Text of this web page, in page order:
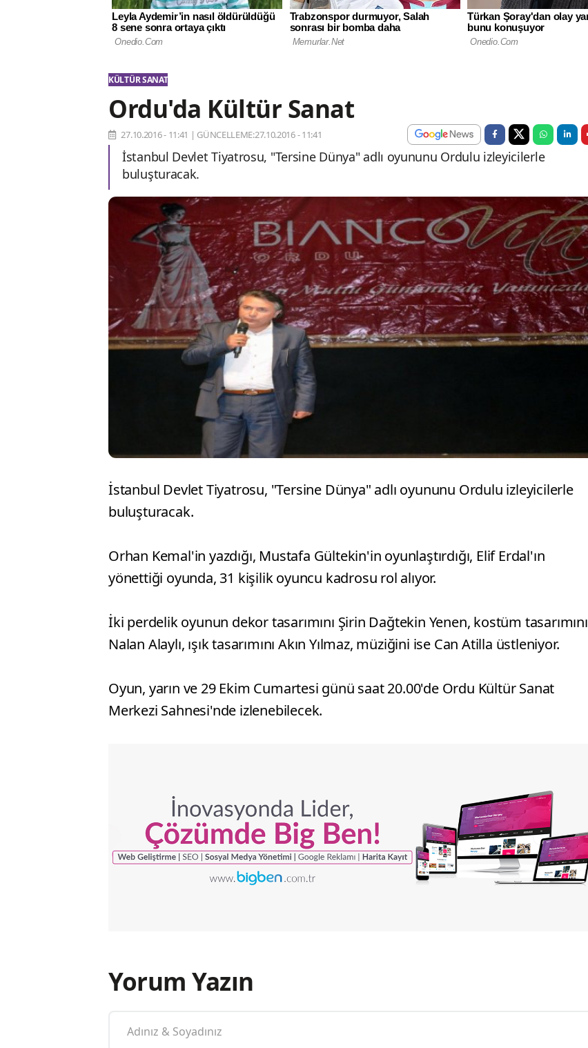
KÜLTÜR SANAT
Ordu'da Kültür Sanat
27.10.2016 - 11:41 | GÜNCELLEME:27.10.2016 - 11:41
İstanbul Devlet Tiyatrosu, "Tersine Dünya" adlı oyununu Ordulu izleyicilerle
buluşturacak.
İstanbul Devlet Tiyatrosu, "Tersine Dünya" adlı oyununu Ordulu izleyicilerle
buluşturacak.
Orhan Kemal'in yazdığı, Mustafa Gültekin'in oyunlaştırdığı, Elif Erdal'ın
yönettiği oyunda, 31 kişilik oyuncu kadrosu rol alıyor.
İki perdelik oyunun dekor tasarımını Şirin Dağtekin Yenen, kostüm tasarımını
Nalan Alaylı, ışık tasarımını Akın Yılmaz, müziğini ise Can Atilla üstleniyor.
Oyun, yarın ve 29 Ekim Cumartesi günü saat 20.00'de Ordu Kültür Sanat
Merkezi Sahnesi'nde izlenebilecek.
Yorum Yazın